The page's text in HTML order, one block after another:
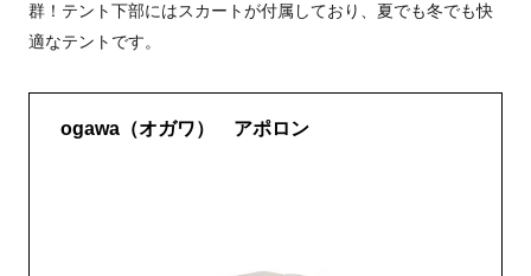
群！テント下部にはスカートが付属しており、夏でも冬でも快
適なテントです。
ogawa（オガワ） アポロン